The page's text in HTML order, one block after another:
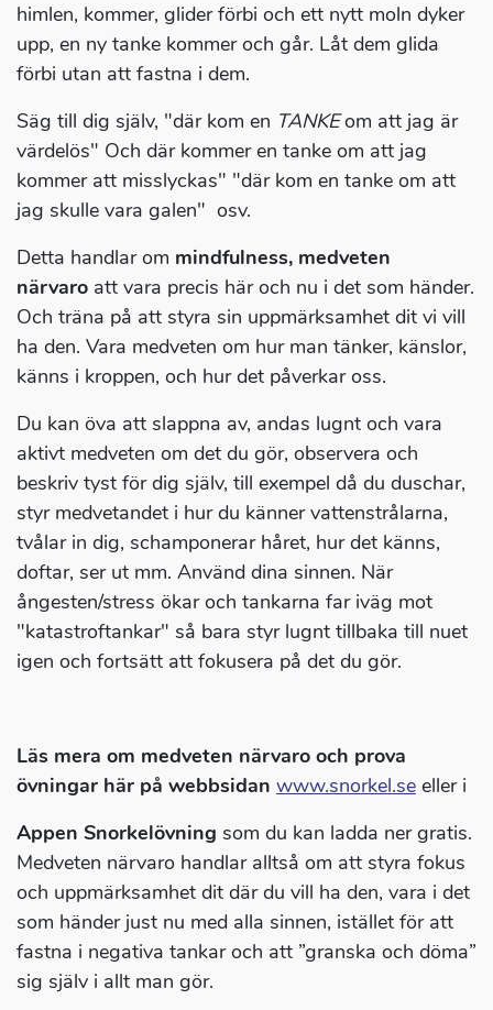
himlen, kommer, glider förbi och ett nytt moln dyker
upp, en ny tanke kommer och går. Låt dem glida
förbi utan att fastna i dem.
Säg till dig själv, "där kom en TANKEom att jag är
värdelös" Och där kommer en tanke om att jag
kommer att misslyckas" "där kom en tanke om att
jag skulle vara galen" osv.
Detta handlar om mindfulness, medveten
närvaro att vara precis här och nu i det som händer.
Och träna på att styra sin uppmärksamhet dit vi vill
ha den. Vara medveten om hur man tänker, känslor,
känns i kroppen, och hur det påverkar oss.
Du kan öva att slappna av, andas lugnt och vara
aktivt medveten om det du gör, observera och
beskriv tyst för dig själv, till exempel då du duschar,
styr medvetandet i hur du känner vattenstrålarna,
tvålar in dig, schamponerar håret, hur det känns,
doftar, ser ut mm. Använd dina sinnen. När
ångesten/stress ökar och tankarna far iväg mot
"katastroftankar" så bara styr lugnt tillbaka till nuet
igen och fortsätt att fokusera på det du gör.
Läs mera om medveten närvaro och prova
övningar här på webbsidan www.snorkel.se eller i
Appen Snorkelövning som du kan ladda ner gratis.
Medveten närvaro handlar alltså om att styra fokus
och uppmärksamhet dit där du vill ha den, vara i det
som händer just nu med alla sinnen, istället för att
fastna i negativa tankar och att ”granska och döma”
sig själv i allt man gör.